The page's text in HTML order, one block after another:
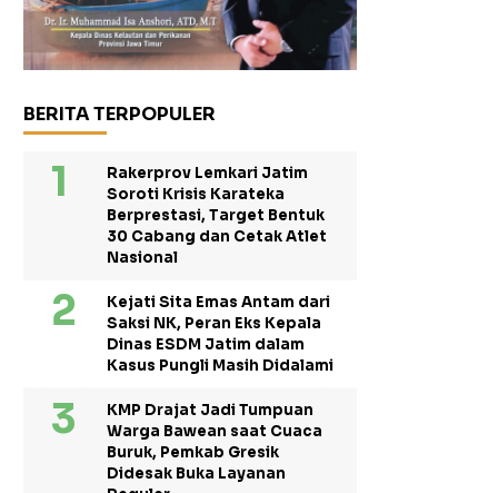
BERITA TERPOPULER
Rakerprov Lemkari Jatim
Soroti Krisis Karateka
Berprestasi, Target Bentuk
30 Cabang dan Cetak Atlet
Nasional
Kejati Sita Emas Antam dari
Saksi NK, Peran Eks Kepala
Dinas ESDM Jatim dalam
Kasus Pungli Masih Didalami
KMP Drajat Jadi Tumpuan
Warga Bawean saat Cuaca
Buruk, Pemkab Gresik
Didesak Buka Layanan